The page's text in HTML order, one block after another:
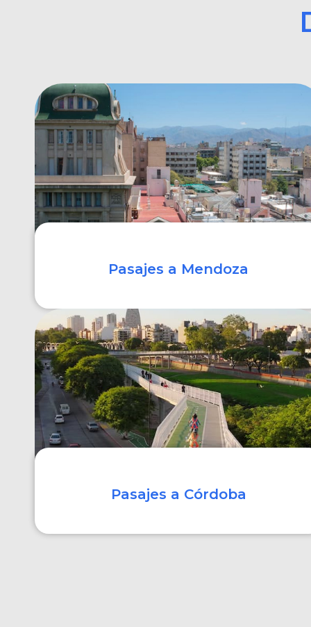
Pasajes a Mendoza
COMPRAR
Pasajes a Córdoba